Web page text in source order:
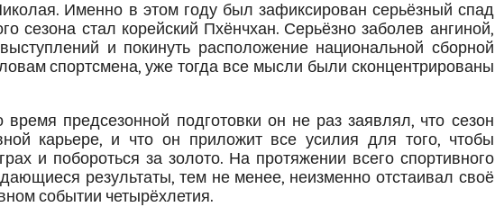
Именно в этом году был зафиксирован серьёзный спад
сезона стал корейский Пхёнчхан. Серьёзно заболев ангиной,
и покинуть расположение национальной сборной
спортсмена, уже тогда все мысли были сконцентрированы
предсезонной подготовки он не раз заявлял, что сезон
карьере, и что он приложит все усилия для того, чтобы
и побороться за золото. На протяжении всего спортивного
результаты, тем не менее, неизменно отстаивал своё
событии четырёхлетия.